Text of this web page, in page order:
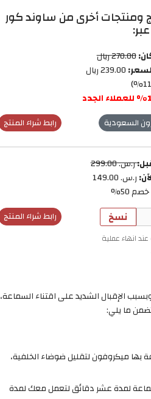
ومنتجات أخرى من ساوند كور
270.00 ريال
239.00 ريال
رابط شراء المنتج السعودية
:ر.س.‏ 299.00
ر.س.‏ 149.00
رابط شراء المنتج نسخ
انهاء عملية
بلوتوث، وبسبب الإقبال الشديد على اقتناء السماعة،
ما يلي:
بها ميكروفون لتقليل ضوضاء الخلفية،
السماعة لمدة عشر دقائق لتعمل معك لمدة